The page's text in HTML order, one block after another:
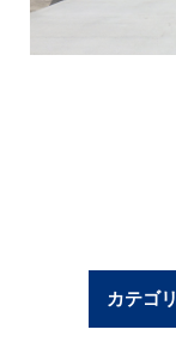
カテゴリ